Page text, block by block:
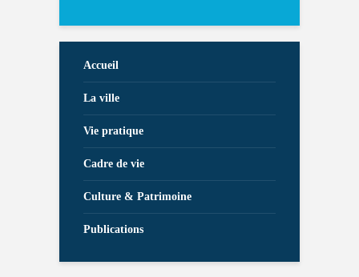
Accueil
La ville
Vie pratique
Cadre de vie
Culture & Patrimoine
Publications